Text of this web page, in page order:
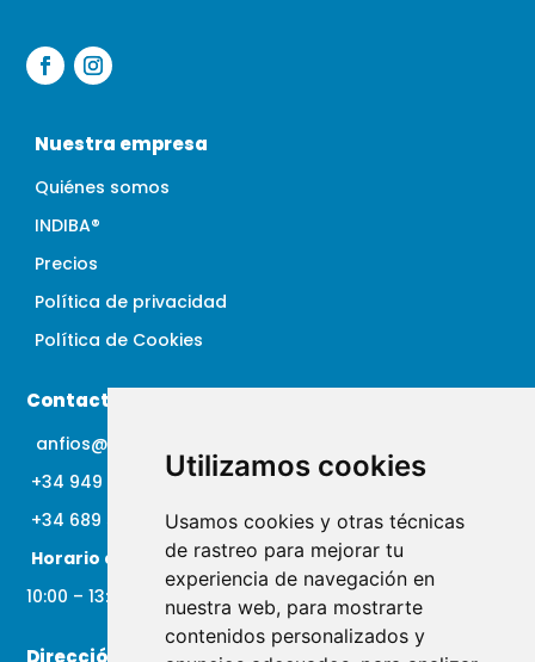
Utilizamos cookies
Usamos cookies y otras técnicas
de rastreo para mejorar tu
experiencia de navegación en
nuestra web, para mostrarte
contenidos personalizados y
Nuestra empresa
Quiénes somos
INDIBA®
Precios
Política de privacidad
Política de Cookies
Contacto
anfios@clinicaanfios.com
+34 949 33 63 14
+34 689 51 41 00
Horario de atención:
10:00 – 13:00 h / 17:00 – 19:00 h
Dirección